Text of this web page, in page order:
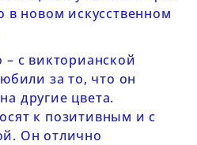
в новом искусственном
с викторианской
за то, что он
другие цвета.
к позитивным и с
Он отлично